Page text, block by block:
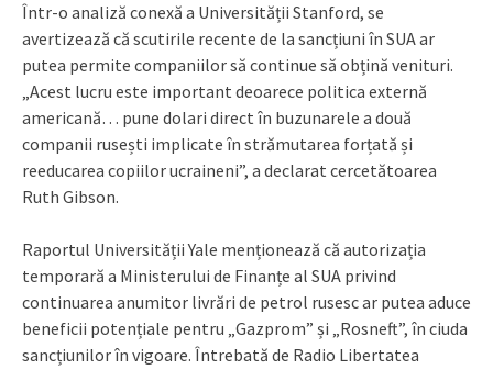
Într-o analiză conexă a Universității Stanford, se
avertizează că scutirile recente de la sancțiuni în SUA ar
putea permite companiilor să continue să obțină venituri.
„Acest lucru este important deoarece politica externă
americană… pune dolari direct în buzunarele a două
companii rusești implicate în strămutarea forțată și
reeducarea copiilor ucraineni”, a declarat cercetătoarea
Ruth Gibson.
Raportul Universității Yale menționează că autorizația
temporară a Ministerului de Finanțe al SUA privind
continuarea anumitor livrări de petrol rusesc ar putea aduce
beneficii potențiale pentru „Gazprom” și „Rosneft”, în ciuda
sancțiunilor în vigoare. Întrebată de Radio Libertatea